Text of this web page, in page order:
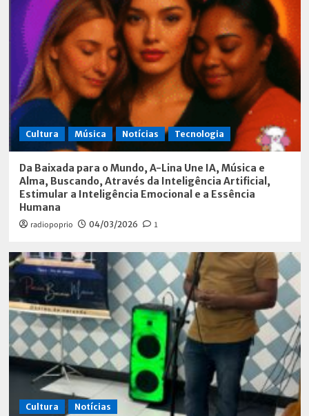
Cultura Música Notícias Tecnologia
Da Baixada para o Mundo, A-Lina Une IA, Música e
Alma, Buscando, Através da Inteligência Artificial,
Estimular a Inteligência Emocional e a Essência
Humana
radiopoprio 04/03/2026 1
Cultura Notícias